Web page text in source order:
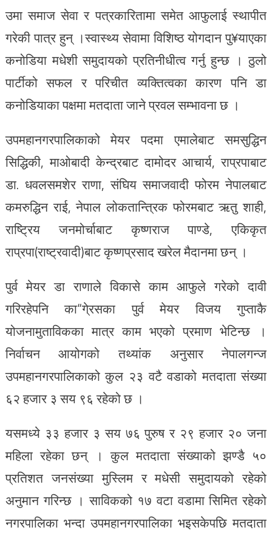
उमा समाज सेवा र पत्रकारितामा समेत आफुलाई स्थापीत
गरेकी पात्र हुन् ।स्वास्थ्य सेवामा विशिष्ठ योगदान पु¥याएका
कनोडिया मधेशी समुदायको प्रतिनीधीत्व गर्नु हुन्छ । ठुलो
पार्टीको सफल र परिचीत व्यक्तित्वका कारण पनि डा
कनोडियाका पक्षमा मतदाता जाने प्रवल सम्भावना छ ।
उपमहानगरपालिकाको मेयर पदमा एमालेबाट समसुद्धिन
सिद्धिकी, माओबादी केन्द्रबाट दामोदर आचार्य, राप्रपाबाट
डा. धवलसमशेर राणा, संघिय समाजवादी फोरम नेपालबाट
कमरुद्धिन राई, नेपाल लोकतान्त्रिक फोरमबाट ऋतु शाही,
राष्ट्रिय जनमोर्चाबाट कृष्णराज पाण्डे, एकिकृत
राप्रपा(राष्ट्रवादी)बाट कृष्णप्रसाद खरेल मैदानमा छन् ।
पुर्व मेयर डा राणाले विकासे काम आफुले गरेको दावी
गरिरहेपनि का“गे्रसका पुर्व मेयर विजय गुप्ताकै
योजनामुताविकका मात्र काम भएको प्रमाण भेटिन्छ ।
निर्वाचन आयोगको तथ्यांक अनुसार नेपालगन्ज
उपमहानगरपालिकाको कुल २३ वटै वडाको मतदाता संख्या
६२ हजार ३ सय ९६ रहेको छ ।
यसमध्ये ३३ हजार ३ सय ७६ पुरुष र २९ हजार २० जना
महिला रहेका छन् । कुल मतदाता संख्याको झण्डै ५०
प्रतिशत जनसंख्या मुस्लिम र मधेसी समुदायको रहेको
अनुमान गरिन्छ । साविकको १७ वटा वडामा सिमित रहेको
नगरपालिका भन्दा उपमहानगरपालिका भइसकेपछि मतदाता